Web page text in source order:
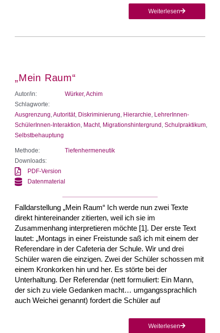
Weiterlesen
„Mein Raum“
Autor/in:
Würker, Achim
Schlagworte:
Ausgrenzung Autorität, Diskriminierung Hierarchie LehrerInnen-
SchülerInnen-Interaktion Macht, Migrationshintergrund Schulpraktikum
Selbstbehauptung
Methode:
Tiefenhermeneutik
Downloads:
PDF-Version
Datenmaterial
Falldarstellung „Mein Raum“ Ich werde nun zwei Texte
direkt hintereinander zitierten, weil ich sie im
Zusammenhang interpretieren möchte [1]. Der erste Text
lautet: „Montags in einer Freistunde saß ich mit einem der
Referendare in der Cafeteria der Schule. Wir und drei
Schüler waren die einzigen. Zwei der Schüler schossen mit
einem Kronkorken hin und her. Es störte bei der
Unterhaltung. Der Referendar (nett formuliert: Ein Mann,
der sich zu viele Gedanken macht… umgangssprachlich
auch Weichei genannt) fordert die Schüler auf
Weiterlesen